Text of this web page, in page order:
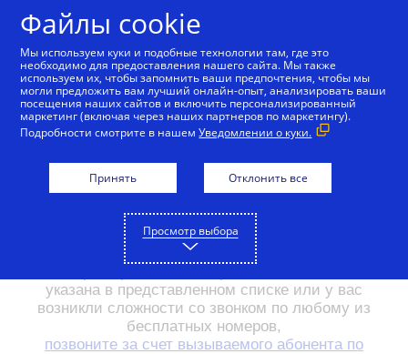
Свяжитесь с Visa
У вас есть вопрос или вам нужна
действий с вашей картой Visa? С
указана в представленном списке или у вас
возникли сложности со звонком по любому из
бесплатных номеров,
позвоните за счет вызываемого абонента по
Файлы cookie
Мы используем куки и подобные технологии там, где это
необходимо для предоставления нашего сайта. Мы также
используем их, чтобы запомнить ваши предпочтения, чтобы мы
могли предложить вам лучший онлайн-опыт, анализировать ваши
посещения наших сайтов и включить персонализированный
маркетинг (включая через наших партнеров по маркетингу).
Подробности смотрите в нашемУведомлении о куки.
Принять Отклонить все
Просмотр выбора